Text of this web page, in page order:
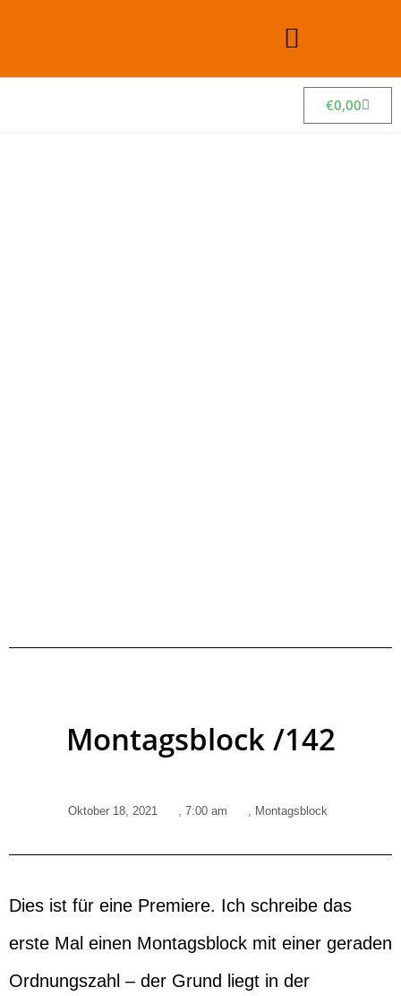
€0,00
Montagsblock /142
Oktober 18, 2021 , 7:00 am , Montagsblock
Dies ist für eine Premiere. Ich schreibe das
erste Mal einen Montagsblock mit einer geraden
Ordnungszahl – der Grund liegt in der